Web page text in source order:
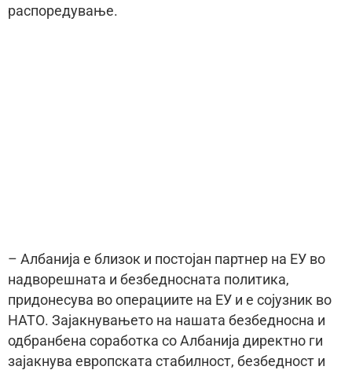
распоредување.
– Албанија е близок и постојан партнер на ЕУ во
надворешната и безбедносната политика,
придонесува во операциите на ЕУ и е сојузник во
НАТО. Зајакнувањето на нашата безбедносна и
одбранбена соработка со Албанија директно ги
зајакнува европската стабилност, безбедност и